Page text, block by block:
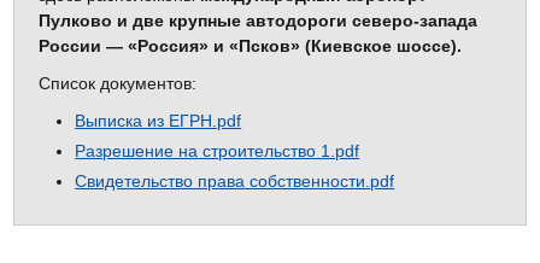
Пулково и две крупные автодороги северо‐запада
России — «Россия» и «Псков» (Киевское шоссе).
Список документов:
Выписка из ЕГРН.pdf
Разрешение на строительство 1.pdf
Свидетельство права собственности.pdf